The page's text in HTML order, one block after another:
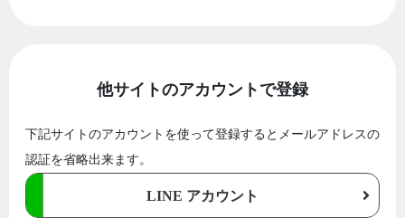
他サイトのアカウントで登録
下記サイトのアカウントを使って登録するとメールアドレスの
認証を省略出来ます。
LINE アカウント